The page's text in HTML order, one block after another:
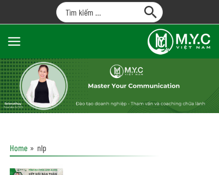
Home nlp